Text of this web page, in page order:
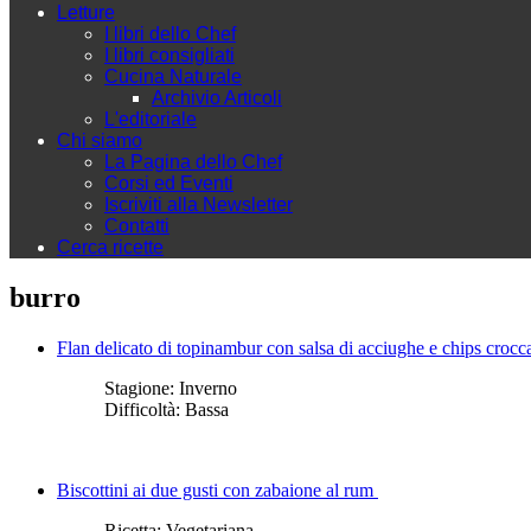
Letture
I libri dello Chef
I libri consigliati
Cucina Naturale
Archivio Articoli
L'editoriale
Chi siamo
La Pagina dello Chef
Corsi ed Eventi
Iscriviti alla Newsletter
Contatti
Cerca ricette
burro
Flan delicato di topinambur con salsa di acciughe e chips
Stagione: Inverno
Difficoltà: Bassa
Biscottini ai due gusti con zabaione al rum